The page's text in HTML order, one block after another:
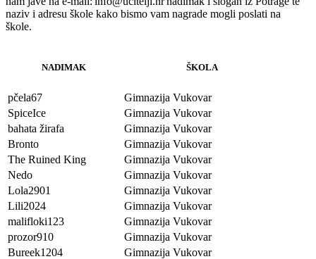
naziv i adresu škole kako bismo vam nagrade mogli poslati na
škole.
NADIMAK ŠKOLA
pčela67
Gimnazija Vukovar
SpiceIce
Gimnazija Vukovar
bahata žirafa
Gimnazija Vukovar
Bronto
Gimnazija Vukovar
The Ruined King
Gimnazija Vukovar
Nedo
Gimnazija Vukovar
Lola2901
Gimnazija Vukovar
Lili2024
Gimnazija Vukovar
malifloki123
Gimnazija Vukovar
prozor910
Gimnazija Vukovar
Bureek1204
Gimnazija Vukovar